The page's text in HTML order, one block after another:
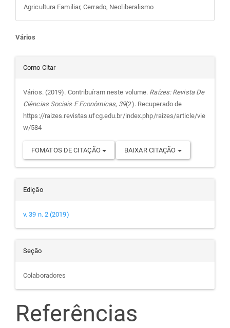
Agricultura Familiar, Cerrado, Neoliberalismo
Conteúdo
do
artigo
principal
Vários
Detalhes
do
artigo
Como Citar
Vários. (2019). Contribuíram neste volume. Raízes: Revista De
Ciências Sociais E Econômicas, 39(2). Recuperado de
https://raizes.revistas.ufcg.edu.br/index.php/raizes/article/vie
w/584
FOMATOS DE CITAÇÃO BAIXAR CITAÇÃO
Edição
v. 39 n. 2 (2019)
Seção
Colaboradores
Referências